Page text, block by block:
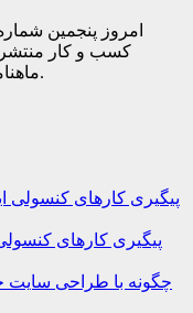
امروز پنجمین
کسب و کار منتشر
ماهنامه را از وبسایت مقاله آی تی دریافت کنید.
پیگیری کارهای